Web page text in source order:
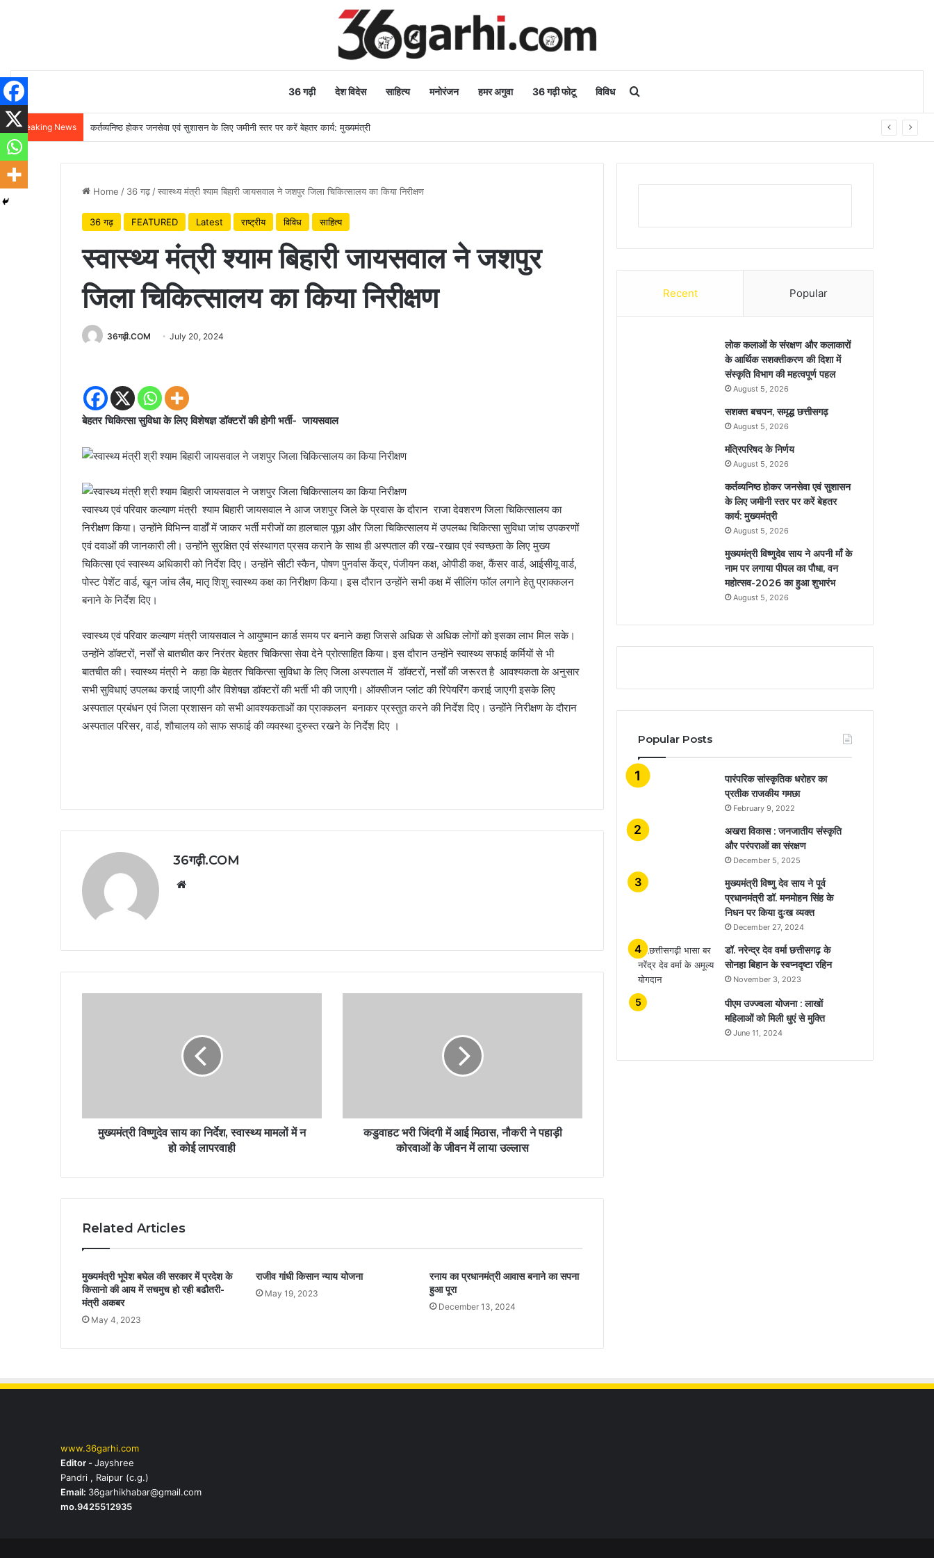
36 गढ़ी देश विदेस साहित्य मनोरंजन हमर अगुवा 36 गढ़ी फोटू विविध
Breaking News कर्तव्यनिष्ठ होकर जनसेवा एवं सुशासन के लिए जमीनी स्तर पर करें बेहतर कार्य: मुख्यमंत्री
Home / 36 गढ़ /स्वास्थ्य मंत्री श्याम बिहारी जायसवाल ने जशपुर जिला चिकित्सालय का किया निरीक्षण
36 गढ़ FEATURED Latest राष्ट्रीय विविध साहित्य
स्वास्थ्य मंत्री श्याम बिहारी जायसवाल ने जशपुर
जिला चिकित्सालय का किया निरीक्षण
36गढ़ी.COM July 20, 2024
बेहतर चिकित्सा सुविधा के लिए विशेषज्ञ डॉक्टरों की होगी भर्ती- जायसवाल
स्वास्थ्य एवं परिवार कल्याण मंत्री श्याम बिहारी जायसवाल ने आज जशपुर जिले के प्रवास के दौरान राजा देवशरण जिला चिकित्सालय का
निरीक्षण किया। उन्होंने विभिन्न वार्डों में जाकर भर्ती मरीजों का हालचाल पूछा और जिला चिकित्सालय में उपलब्ध चिकित्सा सुविधा जांच उपकरणों
एवं दवाओं की जानकारी ली। उन्होंने सुरक्षित एवं संस्थागत प्रसव कराने के साथ ही अस्पताल की रख-रखाव एवं स्वच्छता के लिए मुख्य
चिकित्सा एवं स्वास्थ्य अधिकारी को निर्देश दिए। उन्होंने सीटी स्कैन, पोषण पुनर्वास केंद्र, पंजीयन कक्ष, ओपीडी कक्ष, कैंसर वार्ड, आईसीयू वार्ड,
पोस्ट पेशेंट वार्ड, खून जांच लैब, मातृ शिशु स्वास्थ्य कक्ष का निरीक्षण किया। इस दौरान उन्होंने सभी कक्ष में सीलिंग फॉल लगाने हेतु प्राक्कलन
बनाने के निर्देश दिए।
स्वास्थ्य एवं परिवार कल्याण मंत्री जायसवाल ने आयुष्मान कार्ड समय पर बनाने कहा जिससे अधिक से अधिक लोगों को इसका लाभ मिल सके।
उन्होंने डॉक्टरों, नर्सों से बातचीत कर निरंतर बेहतर चिकित्सा सेवा देने प्रोत्साहित किया। इस दौरान उन्होंने स्वास्थ्य सफाई कर्मियों से भी
बातचीत की। स्वास्थ्य मंत्री ने कहा कि बेहतर चिकित्सा सुविधा के लिए जिला अस्पताल में डॉक्टरों, नर्सों की जरूरत है आवश्यकता के अनुसार
सभी सुविधाएं उपलब्ध कराई जाएगी और विशेषज्ञ डॉक्टरों की भर्ती भी की जाएगी। ऑक्सीजन प्लांट की रिपेयरिंग कराई जाएगी इसके लिए
अस्पताल प्रबंधन एवं जिला प्रशासन को सभी आवश्यकताओं का प्राक्कलन बनाकर प्रस्तुत करने की निर्देश दिए। उन्होंने निरीक्षण के दौरान
अस्पताल परिसर, वार्ड, शौचालय को साफ सफाई की व्यवस्था दुरुस्त रखने के निर्देश दिए ।
36गढ़ी.COM
मुख्यमंत्री विष्णुदेव साय का निर्देश, स्वास्थ्य मामलों में न
हो कोई लापरवाही
कडुवाहट भरी जिंदगी में आई मिठास, नौकरी ने पहाड़ी
कोरवाओं के जीवन में लाया उल्लास
Related Articles
मुख्यमंत्री भूपेश बघेल की सरकार में प्रदेश के
किसानो की आय में सचमुच हो रही बढौतरी-
मंत्री अकबर
May 4, 2023
राजीव गांधी किसान न्याय योजना
May 19, 2023
रनाय का प्रधानमंत्री आवास बनाने का सपना
हुआ पूरा
December 13, 2024
Recent Popular
लोक कलाओं के संरक्षण और कलाकारों
के आर्थिक सशक्तीकरण की दिशा में
संस्कृति विभाग की महत्वपूर्ण पहल
August 5, 2026
सशक्त बचपन, समृद्ध छत्तीसगढ़
August 5, 2026
मंत्रिपरिषद के निर्णय
August 5, 2026
कर्तव्यनिष्ठ होकर जनसेवा एवं सुशासन
के लिए जमीनी स्तर पर करें बेहतर
कार्य: मुख्यमंत्री
August 5, 2026
मुख्यमंत्री विष्णुदेव साय ने अपनी माँ के
नाम पर लगाया पीपल का पौधा, वन
महोत्सव-2026 का हुआ शुभारंभ
August 5, 2026
Popular Posts
​​​​​​​पारंपरिक सांस्कृतिक धरोहर का
प्रतीक राजकीय गमछा
February 9, 2022
अखरा विकास : जनजातीय संस्कृति
और परंपराओं का संरक्षण
December 5, 2025
मुख्यमंत्री विष्णु देव साय ने पूर्व
प्रधानमंत्री डॉ. मनमोहन सिंह के
निधन पर किया दुःख व्यक्त
December 27, 2024
डॉ. नरेन्द्र देव वर्मा छत्तीसगढ़ के
सोनहा बिहान के स्वप्नदृष्टा रहिन
November 3, 2023
पीएम उज्ज्वला योजना : लाखों
महिलाओं को मिली धुएं से मुक्ति
June 11, 2024
www.36garhi.com
Editor -Jayshree
Pandri , Raipur (c.g.)
Email: 36garhikhabar@gmail.com
mo.9425512935